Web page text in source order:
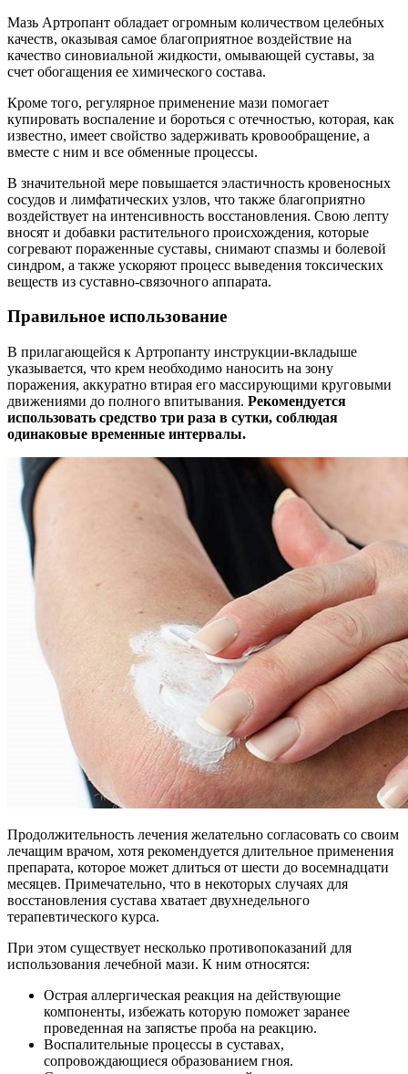
Мазь Артропант обладает огромным количеством целебных
качеств, оказывая самое благоприятное воздействие на
качество синовиальной жидкости, омывающей суставы, за
счет обогащения ее химического состава.
Кроме того, регулярное применение мази помогает
купировать воспаление и бороться с отечностью, которая, как
известно, имеет свойство задерживать кровообращение, а
вместе с ним и все обменные процессы.
В значительной мере повышается эластичность кровеносных
сосудов и лимфатических узлов, что также благоприятно
воздействует на интенсивность восстановления. Свою лепту
вносят и добавки растительного происхождения, которые
согревают пораженные суставы, снимают спазмы и болевой
синдром, а также ускоряют процесс выведения токсических
веществ из суставно-связочного аппарата.
Правильное использование
В прилагающейся к Артропанту инструкции-вкладыше
указывается, что крем необходимо наносить на зону
поражения, аккуратно втирая его массирующими круговыми
движениями до полного впитывания. Рекомендуется
использовать средство три раза в сутки, соблюдая
одинаковые временные интервалы.
Продолжительность лечения желательно согласовать со своим
лечащим врачом, хотя рекомендуется длительное применения
препарата, которое может длиться от шести до восемнадцати
месяцев. Примечательно, что в некоторых случаях для
восстановления сустава хватает двухнедельного
терапевтического курса.
При этом существует несколько противопоказаний для
использования лечебной мази. К ним относятся:
Острая аллергическая реакция на действующие
компоненты, избежать которую поможет заранее
проведенная на запястье проба на реакцию.
Воспалительные процессы в суставах,
сопровождающиеся образованием гноя.